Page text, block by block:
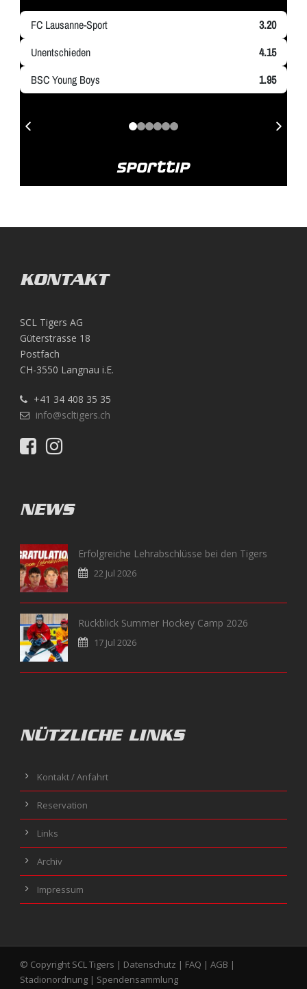
KONTAKT
SCL Tigers AG
Güterstrasse 18
Postfach
CH-3550 Langnau i.E.
+41 34 408 35 35
info@scltigers.ch
NEWS
Erfolgreiche Lehrabschlüsse bei den Tigers
22 Jul 2026
Rückblick Summer Hockey Camp 2026
17 Jul 2026
NÜTZLICHE LINKS
Kontakt / Anfahrt
Reservation
Links
Archiv
Impressum
© Copyright SCL Tigers | Datenschutz | FAQ | AGB |
Stadionordnung | Spendensammlung